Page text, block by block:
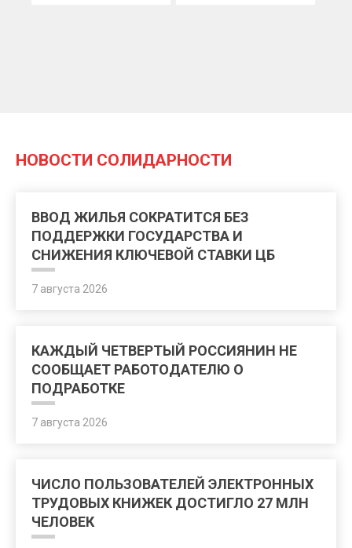
НОВОСТИ СОЛИДАРНОСТИ
ВВОД ЖИЛЬЯ СОКРАТИТСЯ БЕЗ
ПОДДЕРЖКИ ГОСУДАРСТВА И
СНИЖЕНИЯ КЛЮЧЕВОЙ СТАВКИ ЦБ
7 августа 2026
КАЖДЫЙ ЧЕТВЕРТЫЙ РОССИЯНИН НЕ
СООБЩАЕТ РАБОТОДАТЕЛЮ О
ПОДРАБОТКЕ
7 августа 2026
ЧИСЛО ПОЛЬЗОВАТЕЛЕЙ ЭЛЕКТРОННЫХ
ТРУДОВЫХ КНИЖЕК ДОСТИГЛО 27 МЛН
ЧЕЛОВЕК